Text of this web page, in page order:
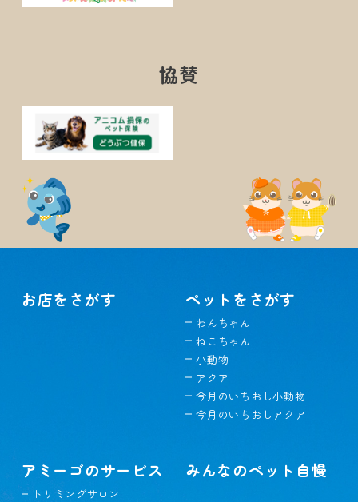
協賛
お店をさがす ペットをさがす
わんちゃん
ねこちゃん
小動物
アクア
今月のいちおし小動物
今月のいちおしアクア
アミーゴのサービス
トリミングサロン
みんなのペット自慢